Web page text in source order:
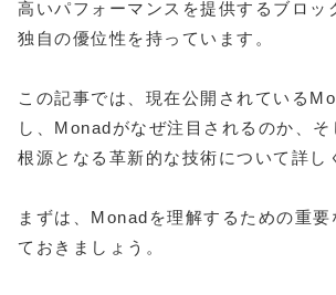
高いパフォーマンスを提供するブロッ
独自の優位性を持っています。
この記事では、現在公開されている
し、Monadがなぜ注目されるのか、
根源となる革新的な技術について詳し
まずは、Monadを理解するための重要
ておきましょう。